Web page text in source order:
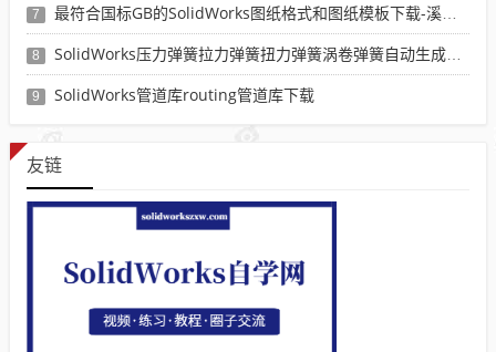
7 最符合国标GB的SolidWorks图纸格式和图纸模板下载-溪风专用版
8 SolidWorks压力弹簧拉力弹簧扭力弹簧涡卷弹簧自动生成宏程序下载
9 SolidWorks管道库routing管道库下载
友链